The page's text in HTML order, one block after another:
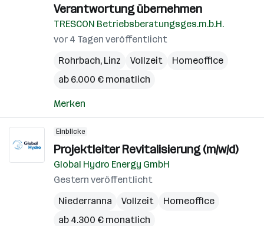
Verantwortung übernehmen
TRESCON Betriebsberatungsges.m.b.H.
vor 4 Tagen veröffentlicht
Rohrbach, Linz Vollzeit
Homeoffice
ab 6.000 € monatlich
Merken
Einblicke
Projektleiter Revitalisierung (m/w/d)
Global Hydro Energy GmbH
Gestern veröffentlicht
Niederranna
Vollzeit
Homeoffice
ab 4.300 € monatlich